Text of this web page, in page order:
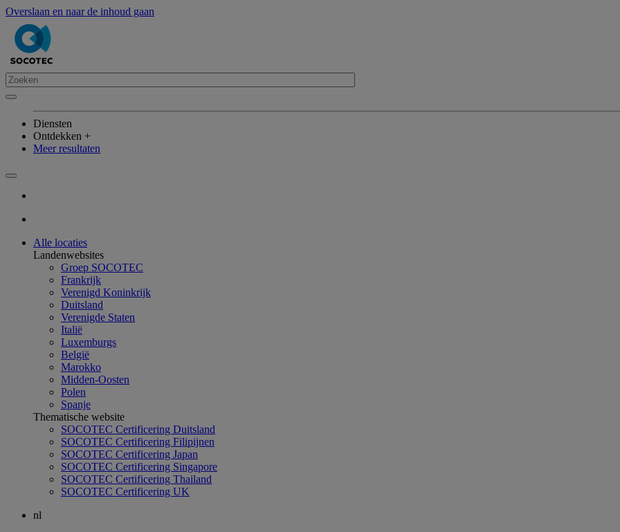
Overslaan en naar de inhoud gaan
Diensten
Ontdekken +
Meer resultaten
Alle locaties
Landenwebsites
Groep SOCOTEC
Frankrijk
Verenigd Koninkrijk
Duitsland
Verenigde Staten
Italië
Luxemburgs
België
Marokko
Midden-Oosten
Polen
Spanje
Thematische website
SOCOTEC Certificering Duitsland
SOCOTEC Certificering Filipijnen
SOCOTEC Certificering Japan
SOCOTEC Certificering Singapore
SOCOTEC Certificering Thailand
SOCOTEC Certificering UK
nl